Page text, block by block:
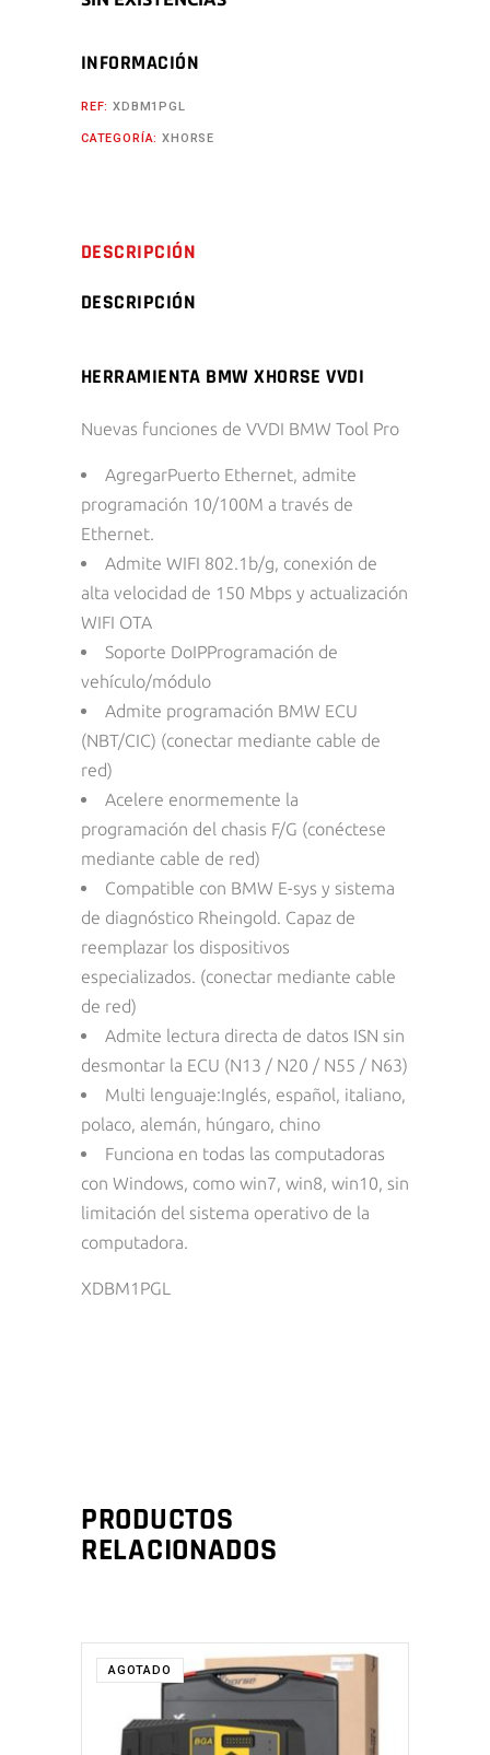
INFORMACIÓN
REF:XDBM1PGL
CATEGORÍA:XHORSE
DESCRIPCIÓN
DESCRIPCIÓN
HERRAMIENTA BMW XHORSE VVDI
Nuevas funciones de VVDI BMW Tool Pro
AgregarPuerto Ethernet, admite
programación 10/100M a través de
Ethernet.
Admite WIFI 802.1b/g, conexión de
alta velocidad de 150 Mbps y actualización
WIFI OTA
Soporte DoIPProgramación de
vehículo/módulo
Admite programación BMW ECU
(NBT/CIC) (conectar mediante cable de
red)
Acelere enormemente la
programación del chasis F/G (conéctese
mediante cable de red)
Compatible con BMW E-sys y sistema
de diagnóstico Rheingold. Capaz de
reemplazar los dispositivos
especializados. (conectar mediante cable
de red)
Admite lectura directa de datos ISN sin
desmontar la ECU (N13 / N20 / N55 / N63)
Multi lenguaje:Inglés, español, italiano,
polaco, alemán, húngaro, chino
Funciona en todas las computadoras
con Windows, como win7, win8, win10, sin
limitación del sistema operativo de la
computadora.
XDBM1PGL
PRODUCTOS
RELACIONADOS
AGOTADO